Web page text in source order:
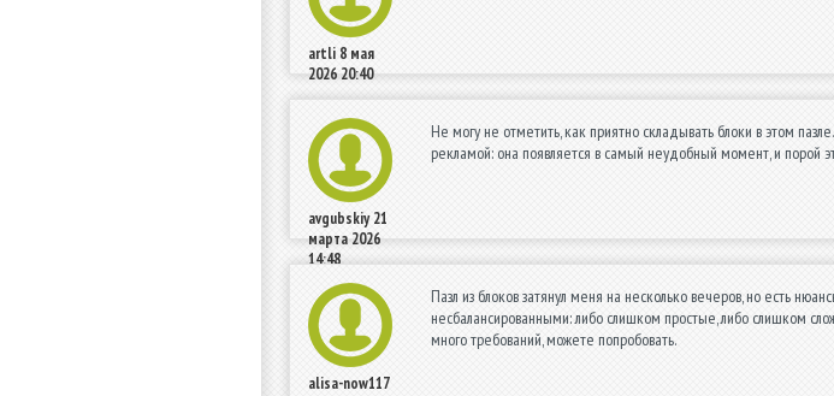
artli 8 мая
2026 20:40
avgubskiy 21
марта 2026
14:48
Не могу не отметить, как приятно складывать блоки в этом
рекламой: она появляется в самый неудобный момент, и порой
alisa-now117
Пазл из блоков затянул меня на несколько вечеров, но есть
несбалансированными: либо слишком простые, либо слишком
много требований, можете попробовать.